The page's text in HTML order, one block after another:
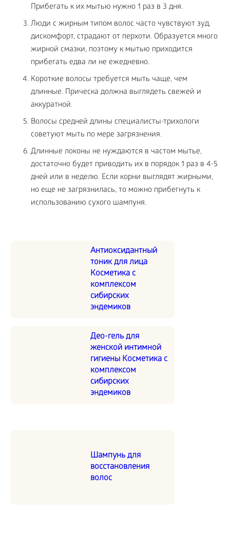
Прибегать к их мытью нужно 1 раз в 3 дня.
Люди с жирным типом волос часто чувствуют зуд,
дискомфорт, страдают от перхоти. Образуется много
жирной смазки, поэтому к мытью приходится
прибегать едва ли не ежедневно.
Короткие волосы требуется мыть чаще, чем
длинные. Прическа должна выглядеть свежей и
аккуратной.
Волосы средней длины специалисты-трихологи
советуют мыть по мере загрязнения.
Длинные локоны не нуждаются в частом мытье,
достаточно будет приводить их в порядок 1 раз в 4-5
дней или в неделю. Если корни выглядят жирными,
но еще не загрязнилась, то можно прибегнуть к
использованию сухого шампуня.
Антиоксидантный
тоник для лица
Косметика с
комплексом
сибирских
эндемиков
Део-гель для
женской интимной
гигиены Косметика с
комплексом
сибирских
эндемиков
Шампунь для
восстановления
волос